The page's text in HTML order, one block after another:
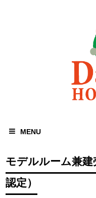
MENU
モデルルーム兼
認定）